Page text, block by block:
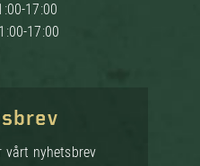
17:00
17:00
vårt nyhetsbrev